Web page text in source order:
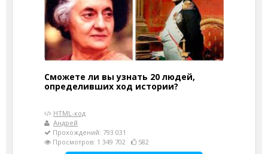
Сможете ли вы узнать 20 людей,
определивших ход истории?
HTML-код
Андрей
Прохождений: 793 031
Просмотров: 1 349 702
582